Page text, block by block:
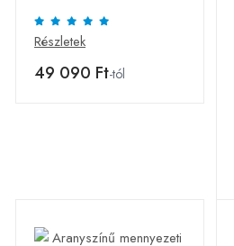
búrával Lilou –
LAMKUR
Részletek
49 090 Ft-tól